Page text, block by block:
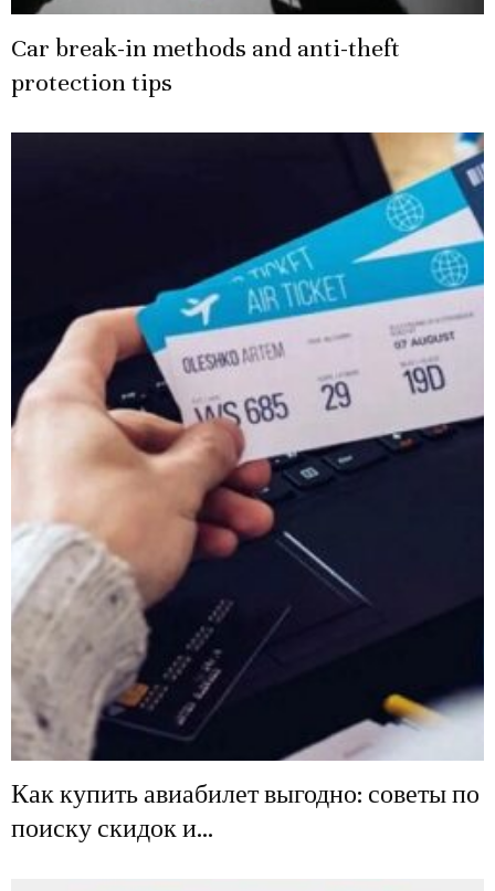
Car break-in methods and anti-theft
protection tips
Как купить авиабилет выгодно: советы по
поиску скидок и...